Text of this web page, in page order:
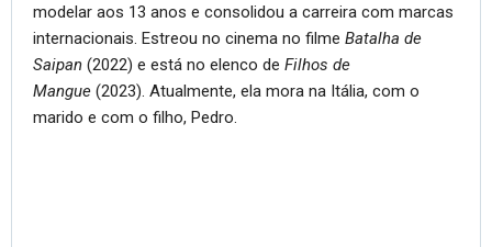
modelar aos 13 anos e consolidou a carreira com marcas
internacionais. Estreou no cinema no filme Batalha de
Saipan (2022) e está no elenco de Filhos de
Mangue (2023). Atualmente, ela mora na Itália, com o
marido e com o filho, Pedro.